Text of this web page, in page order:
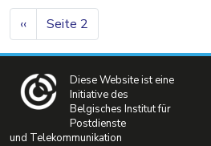
Seitennummerierung
Vorherige Seite
‹‹ Seite 2
Diese Website ist eine
Initiative des
Belgisches Institut für
Postdienste
und Telekommunikation